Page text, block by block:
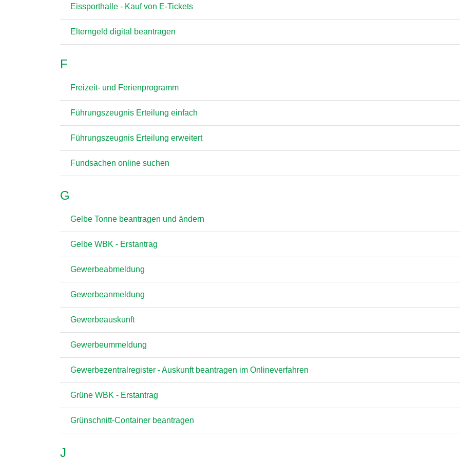
Eissporthalle - Kauf von E-Tickets
Elterngeld digital beantragen
F
Freizeit- und Ferienprogramm
Führungszeugnis Erteilung einfach
Führungszeugnis Erteilung erweitert
Fundsachen online suchen
G
Gelbe Tonne beantragen und ändern
Gelbe WBK - Erstantrag
Gewerbeabmeldung
Gewerbeanmeldung
Gewerbeauskunft
Gewerbeummeldung
Gewerbezentralregister - Auskunft beantragen im Onlineverfahren
Grüne WBK - Erstantrag
Grünschnitt-Container beantragen
J